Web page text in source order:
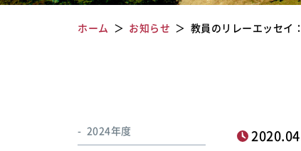
ホーム お知らせ 教員のリレーエッセ
2024年度